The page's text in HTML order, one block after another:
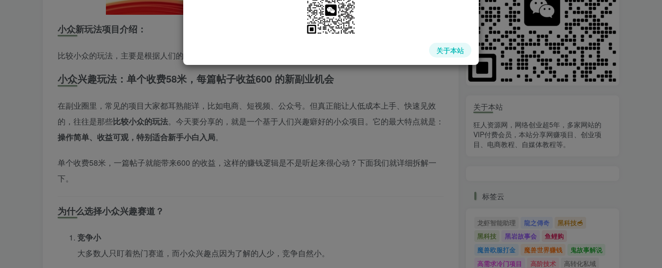
小众新玩法项目介绍：
比较小众的玩法，主要是根据人们的兴趣癖好，操作简单，收益可观，特别适合新手小白操作
小众兴趣玩法：单个收费58米，每篇帖子收益600 的新副业机会
在副业圈里，常见的项目大家都耳熟能详，比如电商、短视频、公众号。但真正能让人低成本上手、快速见效
的，往往是那些比较小众的玩法。今天要分享的，就是一个基于人们兴趣癖好的小众项目。它的最大特点就是：
操作简单、收益可观，特别适合新手小白入局。
单个收费58米，一篇帖子就能带来600 的收益，这样的赚钱逻辑是不是听起来很心动？下面我们就详细拆解一
下。
为什么选择小众兴趣赛道？
竞争小
大多数人只盯着热门赛道，而小众兴趣点因为了解的人少，竞争自然小。
关于本站
狂人资源网，网络创业超5年，多家网站的
VIP付费会员，本站分享网赚项目、创业项
目、电商教程、自媒体教程等。
标签云
龙虾智能助理 龍之傳奇
黑科技🥣
黑科技
黑岩故事会
鱼鲤购
魔兽欧服打金
魔兽世界赚钱
鬼故事解说
高需求冷门项目
高阶技术
高转化私域
关于本站